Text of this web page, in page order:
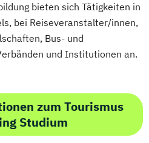
bieten sich Tätigkeiten in
bei Reiseveranstalter/innen,
Bus- und
und Institutionen an.
zum Tourismus
Studium